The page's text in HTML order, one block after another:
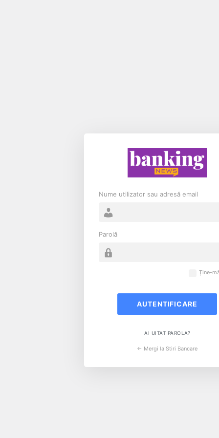
Nume utilizator sau adresă email
Parolă
Ține-
AI UITAT PAROLA?
← Mergi la Stiri Bancare